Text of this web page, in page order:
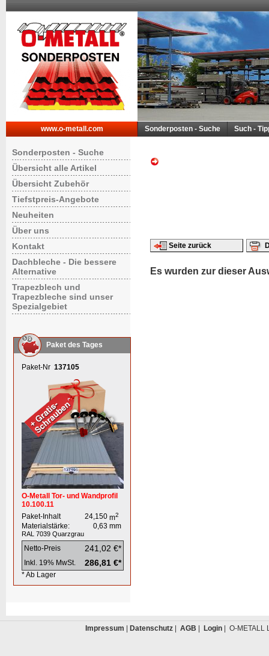
www.o-metall.com Sonderposten - Suche Such -
Sonderposten - Suche
Übersicht alle Artikel
Übersicht Zubehör
Tiefstpreis-Angebote
Neuheiten
Über uns
Kontakt
Dachbleche - Die bessere
Alternative
Trapezblech und
Trapezbleche sind unser
Spezialgebiet
Paket des Tages
Paket-Nr 137105
O-Metall Tor- und Wandprofil
10.100.11
Paket-Inhalt
24,150 m2
Materialstärke: 0,63 mm
RAL 7039 Quarzgrau
Netto-Preis 241,02 €*
Inkl. 19% MwSt. 286,81 €*
* Ab Lager
Seite zurück
Es wurden zur dieser
Impressum Datenschutz| AGB Login| O-METALL